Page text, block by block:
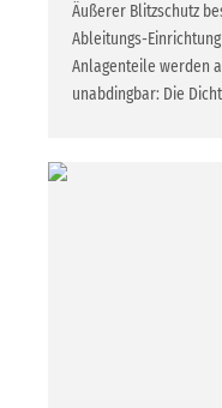
Äußerer Blitzschutz
Ableitungs-
Anlagenteile werden
unabdingbar: Die